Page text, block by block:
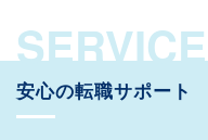
SERVICE
安心の転職サポート